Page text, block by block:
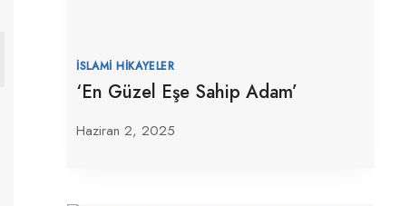
İSLAMI HIKAYELER
‘En Güzel Eşe Sahip Adam’
Haziran 2, 2025